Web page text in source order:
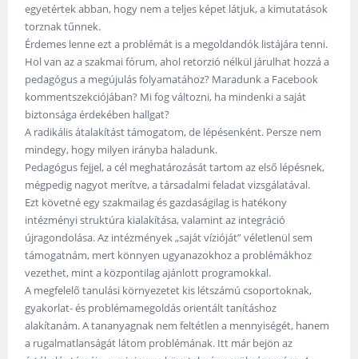
egyetértek abban, hogy nem a teljes képet látjuk, a kimutatások
torznak tűnnek.
Érdemes lenne ezt a problémát is a megoldandók listájára tenni.
Hol van az a szakmai fórum, ahol retorzió nélkül járulhat hozzá a
pedagógus a megújulás folyamatához? Maradunk a Facebook
kommentszekciójában? Mi fog változni, ha mindenki a saját
biztonsága érdekében hallgat?
A radikális átalakítást támogatom, de lépésenként. Persze nem
mindegy, hogy milyen irányba haladunk.
Pedagógus fejjel, a cél meghatározását tartom az első lépésnek,
mégpedig nagyot merítve, a társadalmi feladat vizsgálatával.
Ezt követné egy szakmailag és gazdaságilag is hatékony
intézményi struktúra kialakítása, valamint az integráció
újragondolása. Az intézmények „saját vízióját” véletlenül sem
támogatnám, mert könnyen ugyanazokhoz a problémákhoz
vezethet, mint a központilag ajánlott programokkal.
A megfelelő tanulási környezetet kis létszámú csoportoknak,
gyakorlat- és problémamegoldás orientált tanításhoz
alakítanám. A tananyagnak nem feltétlen a mennyiségét, hanem
a rugalmatlanságát látom problémának. Itt már bejön az